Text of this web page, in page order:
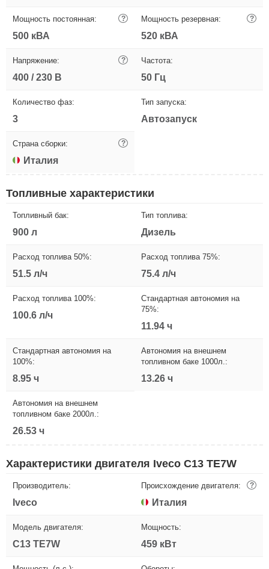
Мощность постоянная: ?
500 кВА
Мощность резервная: ?
520 кВА
Напряжение: ?
400 / 230 В
Частота:
50 Гц
Количество фаз:
3
Тип запуска:
Автозапуск
Страна сборки: ?
Италия
Топливные характеристики
Топливный бак:
900 л
Тип топлива:
Дизель
Расход топлива 50%:
51.5 л/ч
Расход топлива 75%:
75.4 л/ч
Расход топлива 100%:
100.6 л/ч
Стандартная автономия на
75%:
11.94 ч
Стандартная автономия на
100%:
8.95 ч
Автономия на внешнем
топливном баке 1000л.:
13.26 ч
Автономия на внешнем
топливном баке 2000л.:
26.53 ч
Характеристики двигателя Iveco C13 TE7W
Производитель:
Iveco
Происхождение двигателя: ?
Италия
Модель двигателя:
C13 TE7W
Мощность:
459 кВт